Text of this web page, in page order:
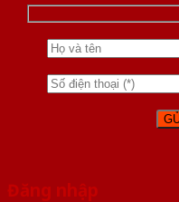
Đăng nhập